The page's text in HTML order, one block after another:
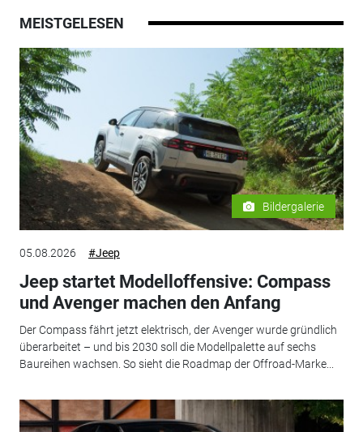
MEISTGELESEN
Bildergalerie
05.08.2026 #Jeep
Jeep startet Modelloffensive: Compass
und Avenger machen den Anfang
Der Compass fährt jetzt elektrisch, der Avenger wurde gründlich
überarbeitet – und bis 2030 soll die Modellpalette auf sechs
Baureihen wachsen. So sieht die Roadmap der Offroad-Marke...